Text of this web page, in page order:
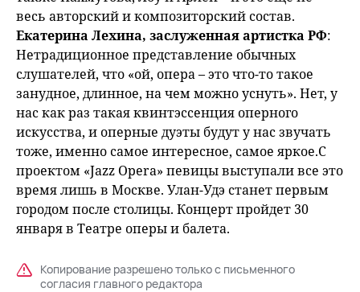
весь авторский и композиторский состав.
Екатерина Лехина, заслуженная артистка РФ:
Нетрадиционное представление обычных
слушателей, что «ой, опера – это что-то такое
занудное, длинное, на чем можно уснуть». Нет, у
нас как раз такая квинтэссенция оперного
искусства, и оперные дуэты будут у нас звучать
тоже, именно самое интересное, самое яркое.С
проектом «Jazz Opera» певицы выступали все это
время лишь в Москве. Улан-Удэ станет первым
городом после столицы. Концерт пройдет 30
января в Театре оперы и балета.
Копирование разрешено только с письменного
согласия главного редактора